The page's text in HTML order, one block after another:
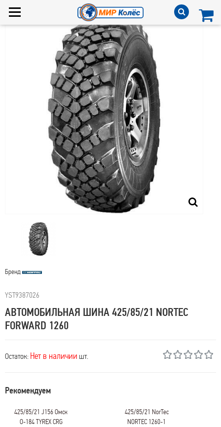
Бренд
YST9387026
АВТОМОБИЛЬНАЯ ШИНА 425/85/21 NORTEC
FORWARD 1260
Остаток: Нет в наличии шт.
Рекомендуем
425/85/21 J156 Омск
О-184 TYREX CRG
425/85/21 NorTec
NORTEC 1260-1